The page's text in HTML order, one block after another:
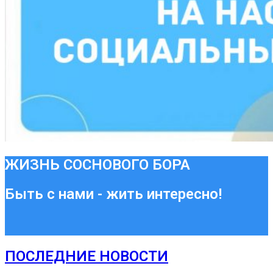
ЖИЗНЬ СОСНОВОГО БОРА
Быть с нами - жить интересно!
ПОСЛЕДНИЕ НОВОСТИ